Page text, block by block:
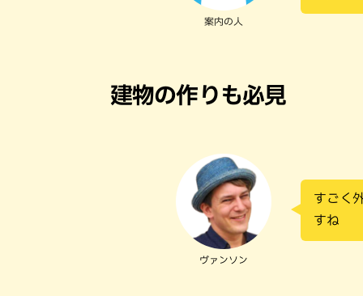
案内の人
建物の作りも必見
ヴァンソン
すごく
すね